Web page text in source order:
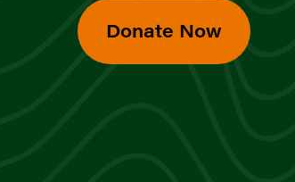
Donate Now